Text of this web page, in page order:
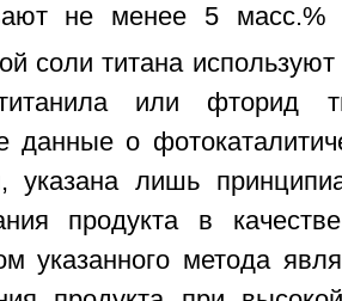
не менее 5 масс.%
соли титана используют
или фторид
данные о
указана лишь
продукта в
указанного метода